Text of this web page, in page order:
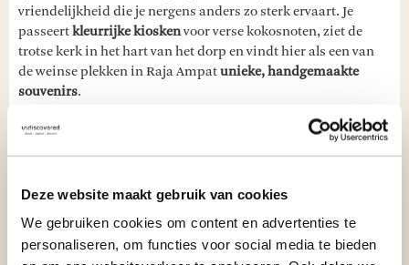
Deze website maakt gebruik van cookies
We gebruiken cookies om content en advertenties te
personaliseren, om functies voor social media te bieden
vriendelijkheid die je nergens anders zo sterk ervaart. Je
passeertkleurrijke kioskenvoor verse kokosnoten, ziet de
trotse kerk in het hart van het dorp en vindt hier als een van
de weinse plekken in Raja Ampatunieke, handgemaakte
souvenirs.
onderwaterparadijs. De wereldberoemde pier van Arborek
biedt direct onder de aankomststeiger een spectaculair rif vol
glasvisjes, anemonen en murenes. Omdat de lokale
gemeenschap dit zeeleven streng beschermt, zwem je hier in